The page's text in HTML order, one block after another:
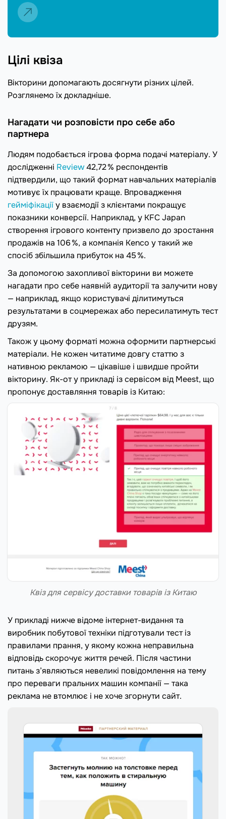
Цілі квіза
Вікторини допомагають досягнути різних цілей.
Розглянемо їх докладніше.
Нагадати чи розповісти про себе або
партнера
Людям подобається ігрова форма подачі матеріалу. У
дослідженні Review42,72 % респондентів
підтвердили, що такий формат навчальних матеріалів
мотивує їх працювати краще. Впровадження
гейміфікаціїу взаємодії з клієнтами покращує
показники конверсії. Наприклад, у KFC Japan
створення ігрового контенту призвело до зростання
продажів на 106 %, а компанія Kenco у такий же
спосіб збільшила прибуток на 45 %.
За допомогою захопливої вікторини ви можете
нагадати про себе наявній аудиторії та залучити нову
— наприклад, якщо користувачі ділитимуться
результатами в соцмережах або пересилатимуть тест
друзям.
Також у цьому форматі можна оформити партнерські
матеріали. Не кожен читатиме довгу статтю з
нативною рекламою — цікавіше і швидше пройти
вікторину. Як-от у прикладі із сервісом від Meest, що
пропонує доставляння товарів із Китаю:
Квіз для сервісу доставки товарів із Китаю
У прикладі нижче відоме інтернет-видання та
виробник побутової техніки підготували тест із
правилами прання, у якому кожна неправильна
відповідь скорочує життя речей. Після частини
питань з’являються невеликі повідомлення на тему
про переваги пральних машин компанії — така
реклама не втомлює і не хоче згорнути сайт.